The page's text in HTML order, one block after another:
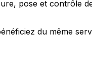
pose et contrôle
du même